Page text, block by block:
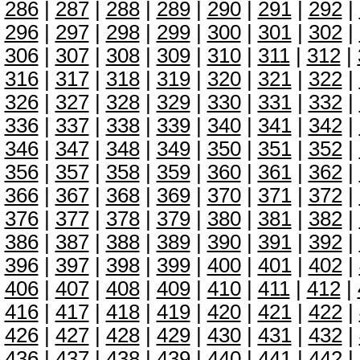
286| 287| 288| 289| 290| 291| 292|
296| 297| 298| 299| 300| 301| 302|
306| 307| 308| 309| 310| 311| 312|
316| 317| 318| 319| 320| 321| 322|
326| 327| 328| 329| 330| 331| 332|
336| 337| 338| 339| 340| 341| 342|
346| 347| 348| 349| 350| 351| 352|
356| 357| 358| 359| 360| 361| 362|
366| 367| 368| 369| 370| 371| 372|
376| 377| 378| 379| 380| 381| 382|
386| 387| 388| 389| 390| 391| 392|
396| 397| 398| 399| 400| 401| 402|
406| 407| 408| 409| 410| 411| 412|
416| 417| 418| 419| 420| 421| 422|
426| 427| 428| 429| 430| 431| 432|